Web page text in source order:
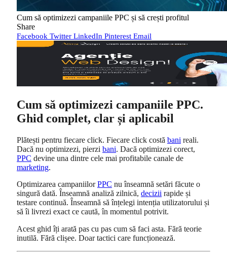
Cum să optimizezi campaniile PPC și să crești profitul
Share
Facebook Twitter LinkedIn Pinterest Email
Cum să optimizezi campaniile PPC.
Ghid complet, clar și aplicabil
Plătești pentru fiecare click. Fiecare click costă bani reali.
Dacă nu optimizezi, pierzi bani. Dacă optimizezi corect,
PPC devine una dintre cele mai profitabile canale de
marketing.
Optimizarea campaniilorPPC nu înseamnă setări făcute o
singură dată. Înseamnă analiză zilnică, decizii rapide și
testare continuă. Înseamnă să înțelegi intenția utilizatorului și
să îi livrezi exact ce caută, în momentul potrivit.
Acest ghid îți arată pas cu pas cum să faci asta. Fără teorie
inutilă. Fără clișee. Doar tactici care funcționează.